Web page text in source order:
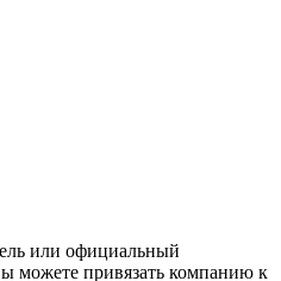
или официальный
можете привязать компанию к